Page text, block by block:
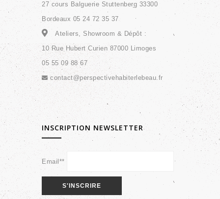
27 cours Balguerie Stuttenberg 33300
Bordeaux 05 24 72 35 37
Ateliers, Showroom & Dépôt :
10 Rue Hubert Curien 87000 Limoges
05 55 09 88 67
contact@perspectivehabiterlebeau.fr
INSCRIPTION NEWSLETTER
Email**